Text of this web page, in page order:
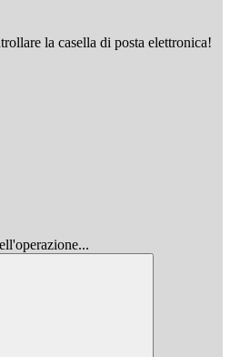
la casella di posta elettronica!